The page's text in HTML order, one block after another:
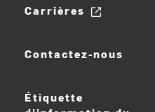
Carrières
Contactez-nous
Étiquette